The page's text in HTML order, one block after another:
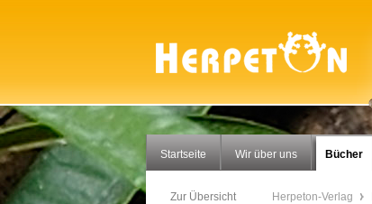
Startseite Wir über uns Bücher
Zur Übersicht Herpeton-Verlag